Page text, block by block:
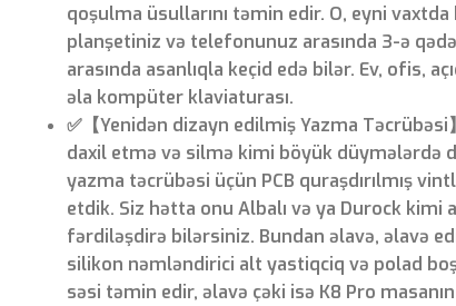
qoşulma üsullarını təmin edir. O, eyni
planşetiniz və telefonunuz arasında 3-ə
arasında asanlıqla keçid edə bilər. Ev, ofis,
əla kompüter klaviaturası.
✅【Yenidən dizayn edilmiş Yazma
daxil etmə və silmə kimi böyük düymələrdə
yazma təcrübəsi üçün PCB quraşdırılmış
etdik. Siz hətta onu Albalı və ya Durock
fərdiləşdirə bilərsiniz. Bundan əlavə, əlavə
silikon nəmləndirici alt yastiqciq və polad
səsi təmin edir, əlavə çəki isə K8 Pro